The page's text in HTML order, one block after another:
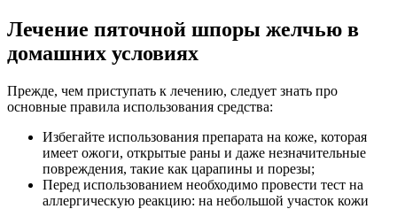
Лечение пяточной шпоры желчью в
домашних условиях
Прежде, чем приступать к лечению, следует знать про
основные правила использования средства:
Избегайте использования препарата на коже, которая
имеет ожоги, открытые раны и даже незначительные
повреждения, такие как царапины и порезы;
Перед использованием необходимо провести тест на
аллергическую реакцию: на небольшой участок кожи